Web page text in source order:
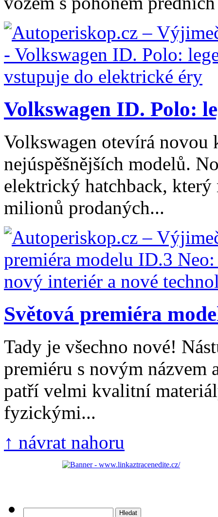
Volkswagen ID. Polo:
Volkswagen otevírá novou
nejúspěšnějších modelů.
elektrický hatchback, který
milionů prodaných...
Světová premiéra
Tady je všechno nové!
premiéru s novým názvem
patří velmi kvalitní
fyzickými...
↑ návrat nahoru